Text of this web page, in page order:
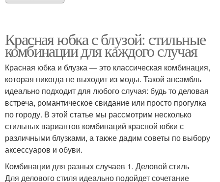
Красная юбка с блузой: стильные
комбинации для каждого случая
Красная юбка и блузка — это классическая комбинация,
которая никогда не выходит из моды. Такой ансамбль
идеально подходит для любого случая: будь то деловая
встреча, романтическое свидание или просто прогулка
по городу. В этой статье мы рассмотрим несколько
стильных вариантов комбинаций красной юбки с
различными блузками, а также дадим советы по выбору
аксессуаров и обуви.
Комбинации для разных случаев 1. Деловой стиль
Для делового стиля идеально подойдет сочетание